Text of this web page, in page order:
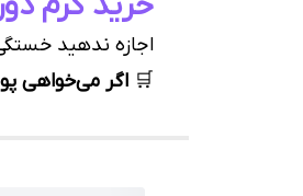
اجازه ندهید
🛒 اگر می‌خواهی